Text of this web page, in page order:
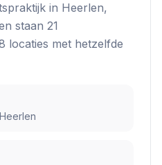
in Heerlen,
staan 21
locaties met hetzelfde